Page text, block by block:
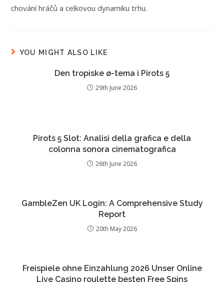
chování hráčů a celkovou dynamiku trhu.
YOU MIGHT ALSO LIKE
Den tropiske ø-tema i Pirots 5
29th June 2026
Pirots 5 Slot: Analisi della grafica e della
colonna sonora cinematografica
26th June 2026
GambleZen UK Login: A Comprehensive Study
Report
20th May 2026
Freispiele ohne Einzahlung 2026 Unser Online
Live Casino roulette besten Free Spins